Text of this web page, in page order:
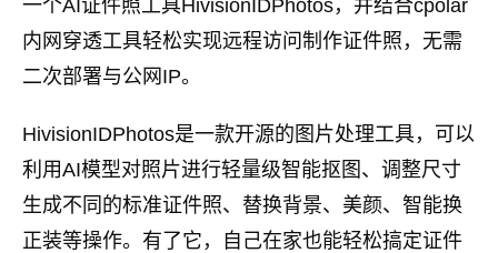
一个AI证件照工具HivisionIDPhotos，并结合cpolar
内网穿透工具轻松实现远程访问制作证件照，无需
二次部署与公网IP。
HivisionIDPhotos是一款开源的图片处理工具，可以
利用AI模型对照片进行轻量级智能抠图、调整尺寸
生成不同的标准证件照、替换背景、美颜、智能换
正装等操作。有了它，自己在家也能轻松搞定证件